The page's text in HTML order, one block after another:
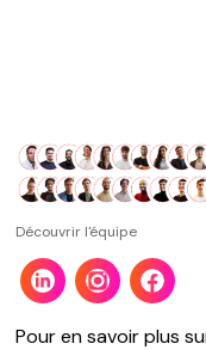
Découvrir l'équipe
Pour en savoir plus